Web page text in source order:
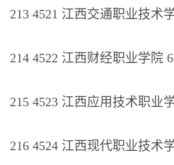
213 4521 江西交通职业技术
214 4522 江西财经职业学院
215 4523 江西应用技术职业
216 4524 江西现代职业技术